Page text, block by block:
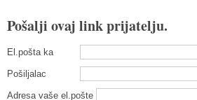
Pošalji ovaj link prijatelju.
El.pošta ka
Pošiljalac
Adresa vaše el.pošte